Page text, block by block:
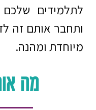
לתלמידים
ותחבר אותם זה
מיוחדת ומהנה.
מה